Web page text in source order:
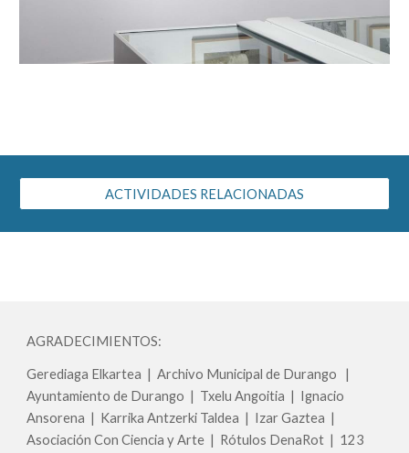
ACTIVIDADES RELACIONADAS
AGRADECIMIENTOS:
Gerediaga Elkartea | Archivo Municipal de Durango |
Ayuntamiento de Durango | Txelu Angoitia | Ignacio
Ansorena | Karrika Antzerki Taldea | Izar Gaztea |
Asociación Con Ciencia y Arte | Rótulos DenaRot | 123